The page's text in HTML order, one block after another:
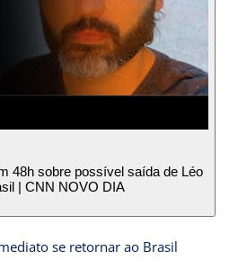
48h sobre possível saída de Léo
| CNN NOVO DIA
se retornar ao Brasil